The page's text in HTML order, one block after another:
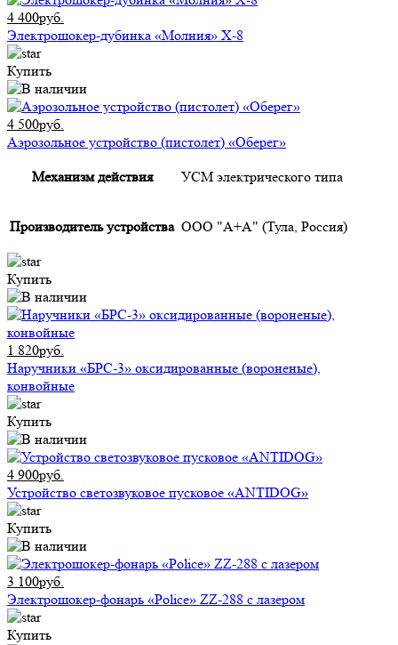
4 400руб.
Электрошокер-дубинка «Молния» Х-8
Купить
4 500руб.
Аэрозольное устройство (пистолет) «Оберег»
Механизм действия УСМ электрического типа
Производитель устройства ООО "А+А" (Тула, Россия)
Купить
1 820руб.
Наручники «БРС-3» оксидированные (вороненые),
конвойные
Купить
4 900руб.
Устройство светозвуковое пусковое «ANTIDOG»
Купить
3 100руб.
Электрошокер-фонарь «Police» ZZ-288 с лазером
Купить